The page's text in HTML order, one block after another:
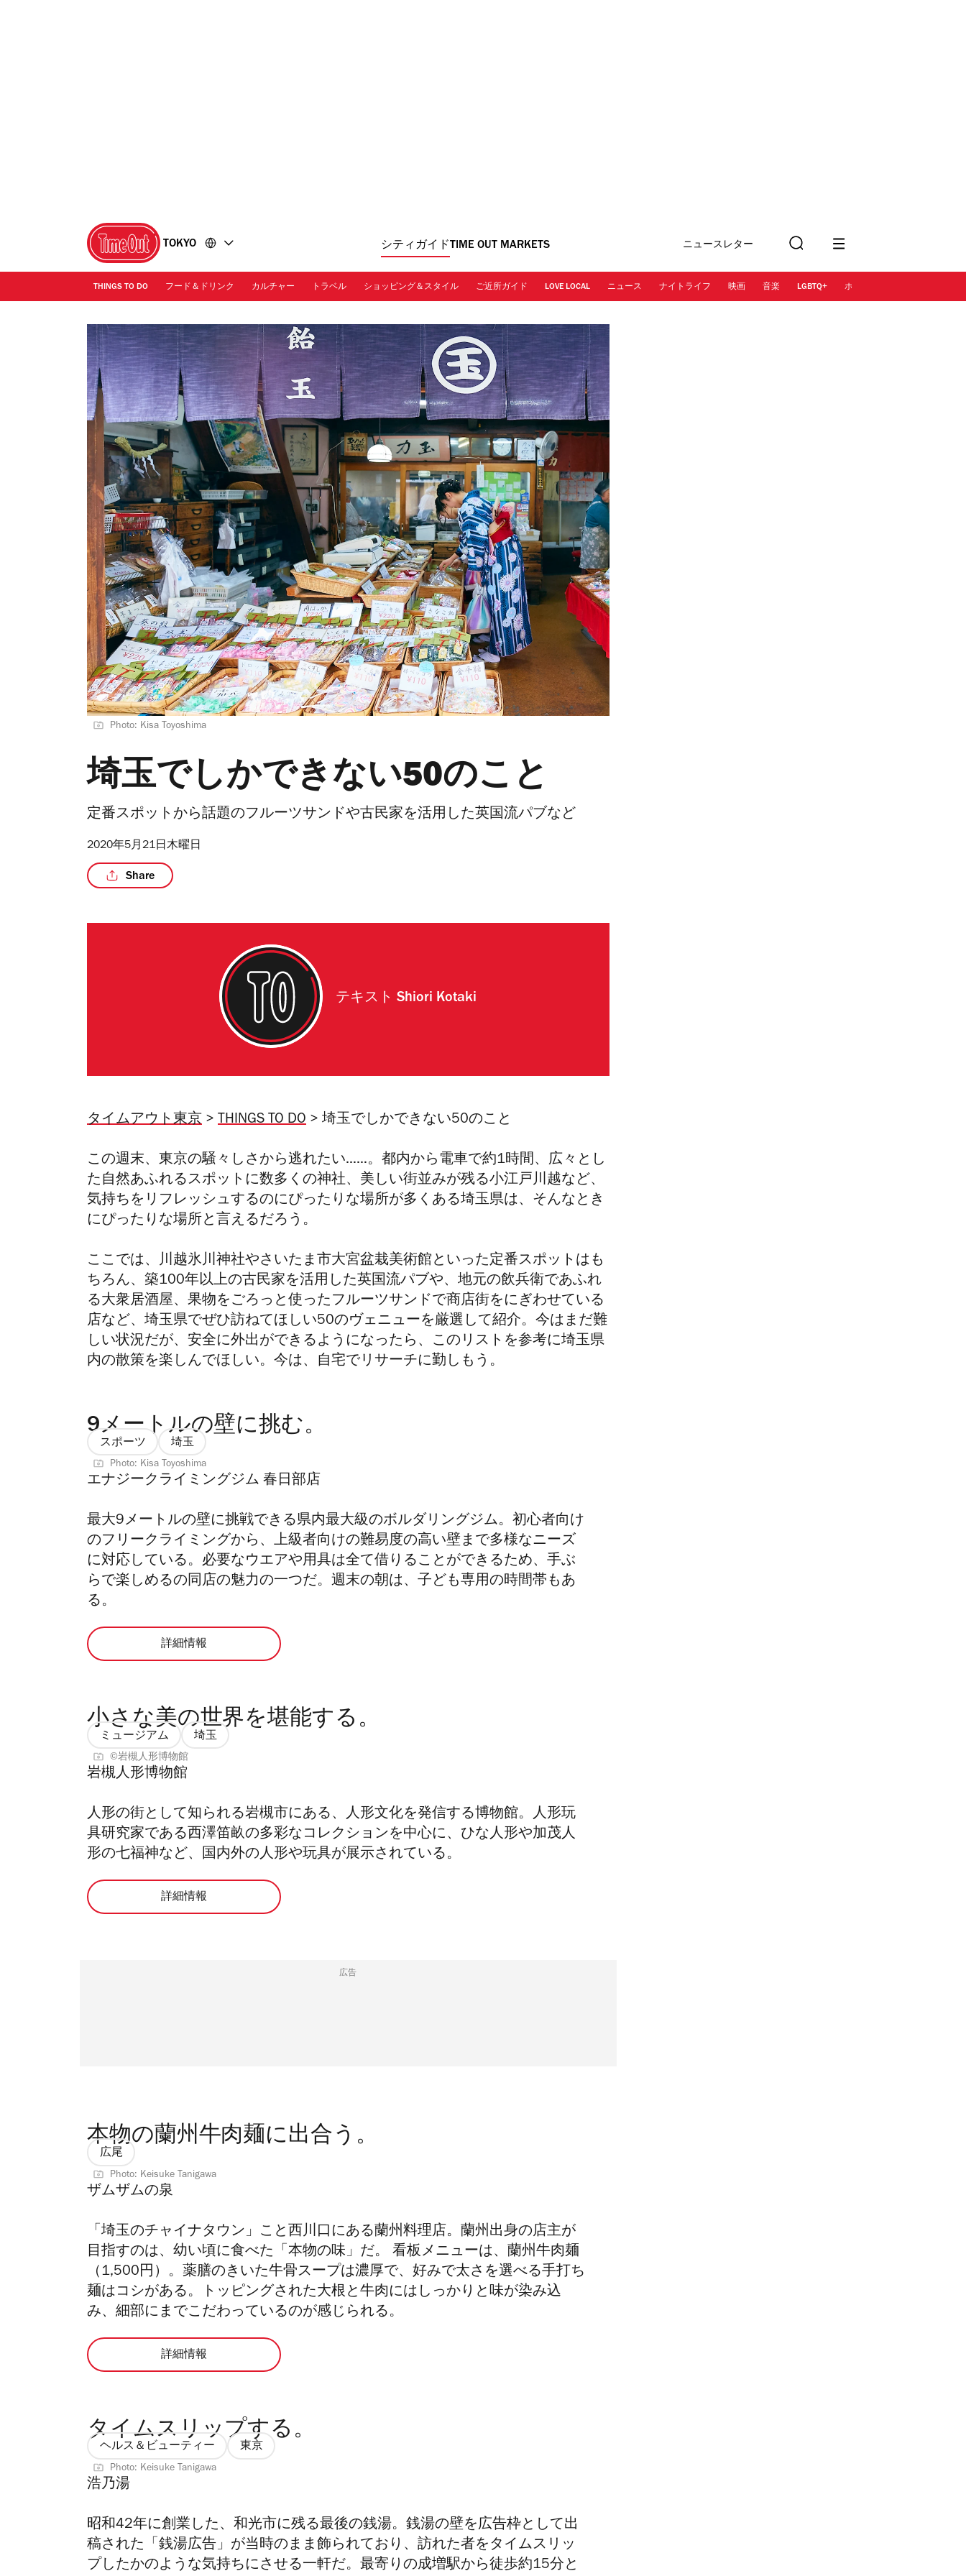
TOKYO シティガイド TIME OUT MARKETS ニュースレター
に登録
索
THINGS TO DO フード＆ドリンク カルチャー トラベル ショッピング＆スタイル ご近所ガイド LOVE LOCAL ニュース ナイトライフ 映画 音楽 LGBTQ+ ホテル
Photo: Kisa Toyoshima
埼玉でしかできない50のこと
定番スポットから話題のフルーツサンドや古民家を活用した英国流パブなど
2020年5月21日木曜日
Share
テキストShiori Kotaki
タイムアウト東京 > THINGS TO DO > 埼玉でしかできない50のこと
この週末、東京の騒々しさから逃れたい……。都内から電車で約1時間、広々とし
た自然あふれるスポットに数多くの神社、美しい街並みが残る小江戸川越など、
気持ちをリフレッシュするのにぴったりな場所が多くある埼玉県は、そんなとき
にぴったりな場所と言えるだろう。
ここでは、川越氷川神社やさいたま市大宮盆栽美術館といった定番スポットはも
ちろん、築100年以上の古民家を活用した英国流パブや、地元の飲兵衛であふれ
る大衆居酒屋、果物をごろっと使ったフルーツサンドで商店街をにぎわせている
店など、埼玉県でぜひ訪ねてほしい50のヴェニューを厳選して紹介。今はまだ難
しい状況だが、安全に外出ができるようになったら、このリストを参考に埼玉県
内の散策を楽しんでほしい。今は、自宅でリサーチに勤しもう。
9メートルの壁に挑む。
スポーツ 埼玉
Photo: Kisa Toyoshima
エナジークライミングジム 春日部店
最大9メートルの壁に挑戦できる県内最大級のボルダリングジム。初心者向け
のフリークライミングから、上級者向けの難易度の高い壁まで多様なニーズ
に対応している。必要なウエアや用具は全て借りることができるため、手ぶ
らで楽しめるの同店の魅力の一つだ。週末の朝は、子ども専用の時間帯もあ
る。
詳細情報
小さな美の世界を堪能する。
ミュージアム 埼玉
©岩槻人形博物館
岩槻人形博物館
人形の街として知られる岩槻市にある、人形文化を発信する博物館。人形玩
具研究家である西澤笛畝の多彩なコレクションを中心に、ひな人形や加茂人
形の七福神など、国内外の人形や玩具が展示されている。
詳細情報
広告
本物の蘭州牛肉麺に出合う。
広尾
Photo: Keisuke Tanigawa
ザムザムの泉
「埼玉のチャイナタウン」こと西川口にある蘭州料理店。蘭州出身の店主が
目指すのは、幼い頃に食べた「本物の味」だ。 看板メニューは、蘭州牛肉麺
（1,500円）。薬膳のきいた牛骨スープは濃厚で、好みで太さを選べる手打ち
麺はコシがある。トッピングされた大根と牛肉にはしっかりと味が染み込
み、細部にまでこだわっているのが感じられる。
詳細情報
タイムスリップする。
ヘルス＆ビューティー 東京
Photo: Keisuke Tanigawa
浩乃湯
昭和42年に創業した、和光市に残る最後の銭湯。銭湯の壁を広告枠として出
稿された「銭湯広告」が当時のまま飾られており、訪れた者をタイムスリッ
プしたかのような気持ちにさせる一軒だ。最寄りの成増駅から徒歩約15分と